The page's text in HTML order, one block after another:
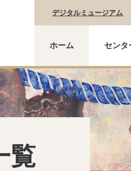
デジタルミュージアム
ホーム センタ
覧